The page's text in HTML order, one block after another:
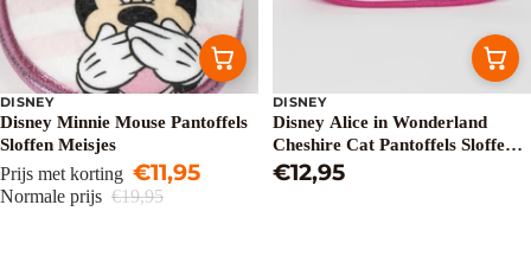
Uitverkoop
DISNEY
Disney Minnie Mouse Pantoffels
Sloffen Meisjes
Prijs met korting €11,95
Normale prijs €19,95
DISNEY
Disney Alice in Wonderland
Cheshire Cat Pantoffels Sloffen
Meisjes
€12,95